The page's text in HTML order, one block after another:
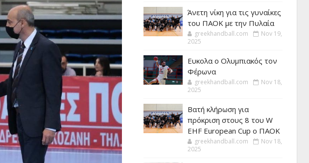
Άνετη νίκη για τις γυναίκες
του ΠΑΟΚ με την Πυλαία
greekhandball.com
Nov 19,
2025
Ευκολα ο Ολυμπιακός τον
Φέρωνα
greekhandball.com
Nov 18,
2025
Βατή κλήρωση για
πρόκριση στους 8 του W
EHF European Cup ο ΠΑΟΚ
greekhandball.com
Nov 18,
2025